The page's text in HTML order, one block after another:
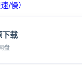
/慢）
下载
盘